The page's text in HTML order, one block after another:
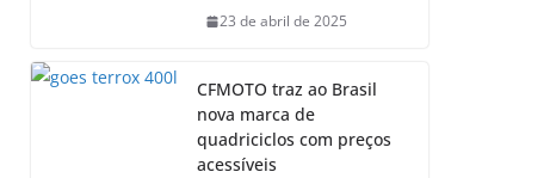
23 de abril de 2025
CFMOTO traz ao Brasil
nova marca de
quadriciclos com preços
acessíveis